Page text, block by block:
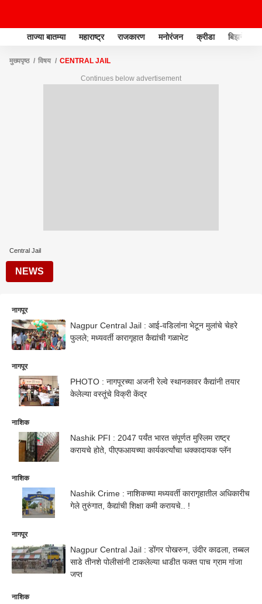
ताज्या बातम्या महाराष्ट्र राजकारण मनोरंजन क्रीडा बिझनेस
मुख्यपृष्ठ विषय CENTRAL JAIL
Continues below advertisement
Central Jail
NEWS
नागपूर
Nagpur Central Jail : आई-वडिलांना भेटून मुलांचे चेहरे
फुलले; मध्यवर्ती कारागृहात कैद्यांची गळाभेट
नागपूर
PHOTO : नागपूरच्या अजनी रेल्वे स्थानकावर कैद्यांनी तयार
केलेल्या वस्तूंचे विक्री केंद्र
नाशिक
Nashik PFI : 2047 पर्यंत भारत संपूर्णत मुस्लिम राष्ट्र
करायचे होते, पीएफआयच्या कार्यकर्त्यांचा धक्कादायक प्लॅन
नाशिक
Nashik Crime : नाशिकच्या मध्यवर्ती कारागृहातील अधिकारीच
गेले तुरुंगात, कैद्यांची शिक्षा कमी करायचे.. !
नागपूर
Nagpur Central Jail : डोंगर पोखरुन, उंदीर काढला, तब्बल
साडे तीनशे पोलीसांनी टाकलेल्या धाडीत फक्त पाच ग्राम गांजा
जप्त
नाशिक